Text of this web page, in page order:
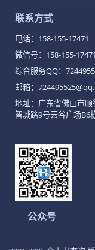
联系方式
电话： 158-155-17471
微信号：158-155-17471
综合服务QQ：
邮箱：
地址：广东省佛山市
智城路9号云谷广场B6
公众号